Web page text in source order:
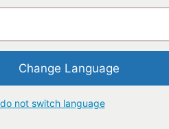
durable :
comment)
miser sur
Pinsa
Change Language
not switch language